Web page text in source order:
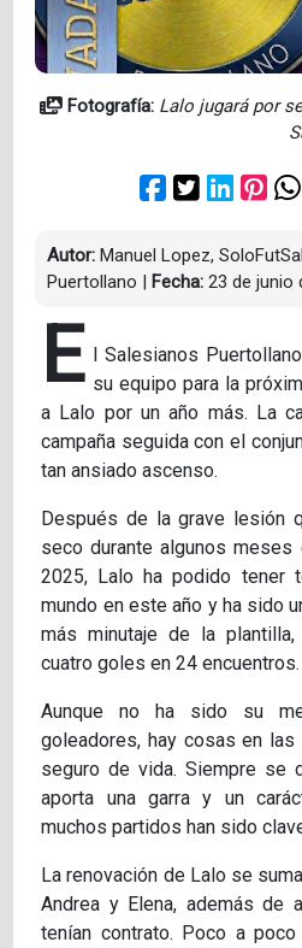
Fotografía: Lalo jugará por
Autor: Manuel Lopez,
Puertollano | Fecha: 23 de junio
E l Salesianos
su equipo para la
a Lalo por un año más. La
campaña seguida con el
tan ansiado ascenso.
Después de la grave lesión
seco durante algunos
2025, Lalo ha podido tener
mundo en este año y ha sido
más minutaje de la
cuatro goles en 24 encuentros.
Aunque no ha sido su
goleadores, hay cosas en
seguro de vida. Siempre se
aporta una garra y un
muchos partidos han sido
La renovación de Lalo se
Andrea y Elena, además de
tenían contrato. Poco a